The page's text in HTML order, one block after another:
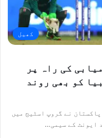
کھیل
کی راہ پر
کو بھی روند
ٹوئنٹی ورلڈکپ 2021 میں پاکستان نے گروپ اسٹیج میں
ایونٹ کے سیمی…